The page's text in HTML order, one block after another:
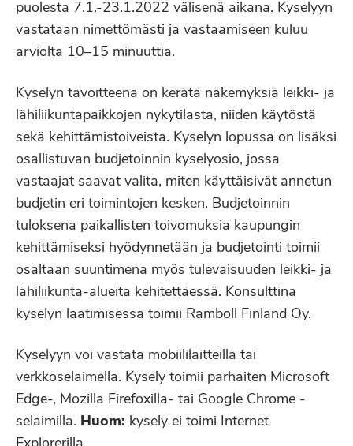
puolesta 7.1.-23.1.2022 välisenä aikana. Kyselyyn
vastataan nimettömästi ja vastaamiseen kuluu
arviolta 10–15 minuuttia.
Kyselyn tavoitteena on kerätä näkemyksiä leikki- ja
lähiliikuntapaikkojen nykytilasta, niiden käytöstä
sekä kehittämistoiveista. Kyselyn lopussa on lisäksi
osallistuvan budjetoinnin kyselyosio, jossa
vastaajat saavat valita, miten käyttäisivät annetun
budjetin eri toimintojen kesken. Budjetoinnin
tuloksena paikallisten toivomuksia kaupungin
kehittämiseksi hyödynnetään ja budjetointi toimii
osaltaan suuntimena myös tulevaisuuden leikki- ja
lähiliikunta-alueita kehitettäessä. Konsulttina
kyselyn laatimisessa toimii Ramboll Finland Oy.
Kyselyyn voi vastata mobiililaitteilla tai
verkkoselaimella. Kysely toimii parhaiten Microsoft
Edge-, Mozilla Firefoxilla- tai Google Chrome -
selaimilla. Huom: kysely ei toimi Internet